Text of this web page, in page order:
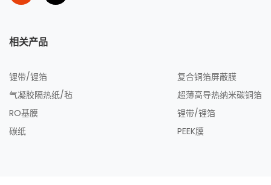
相关产品
锂带/锂箔
气凝胶隔热纸/毡
RO基膜
碳纸
复合铜箔屏蔽膜
超薄高导热纳米碳铜箔
锂带/锂箔
PEEK膜